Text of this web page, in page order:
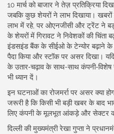
10 मार्च को बाजार ने तेज़ प्रतिक्रिया
जबकि कुछ शेयरों ने लाभ दिखाया। खबरों
लाभ में रहे, पर ओएनजीसी और ट्रेंट ने
के शेयरों में गिरावट ने निवेशकों की चिंता
इंडसइंड बैंक के सीईओ के टेन्योर बढ़ाने
पैदा किया और स्टॉक पर असर दिखा।
के उतार‑चढ़ाव के साथ-साथ
भी ध्यान दें।
इन घटनाओं का रोजमर्रा पर असर क्या
जरूरी है कि किसी भी बड़ी खबर के बाद
लिए कंपनी के मूलभूत आंकड़े और सेक्टर की
दिल्ली की मुख्यमंत्री रेखा गुप्ता ने